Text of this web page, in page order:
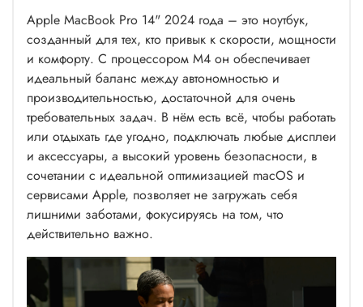
Apple MacBook Pro 14" 2024 года – это ноутбук,
созданный для тех, кто привык к скорости, мощности
и комфорту. С процессором M4 он обеспечивает
идеальный баланс между автономностью и
производительностью, достаточной для очень
требовательных задач. В нём есть всё, чтобы работать
или отдыхать где угодно, подключать любые дисплеи
и аксессуары, а высокий уровень безопасности, в
сочетании с идеальной оптимизацией macOS и
сервисами Apple, позволяет не загружать себя
лишними заботами, фокусируясь на том, что
действительно важно.